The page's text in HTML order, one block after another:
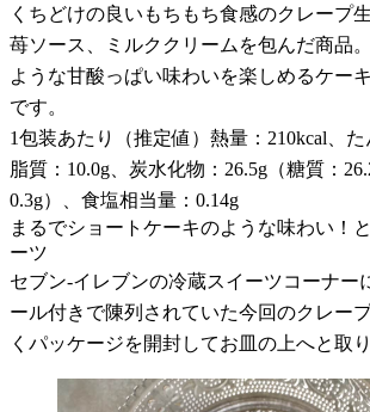
くちどけの良いもちもち食感のクレープ
苺ソース、ミルククリームを包んだ商品
ような甘酸っぱい味わいを楽しめるケー
です。
1包装あたり（推定値）熱量：210kcal、た
脂質：10.0g、炭水化物：26.5g（糖質：
0.3g）、食塩相当量：0.14g
まるでショートケーキのような味わい！
ーツ
セブン-イレブンの冷蔵スイーツコーナー
ール付きで陳列されていた今回のクレー
くパッケージを開封してお皿の上へと取